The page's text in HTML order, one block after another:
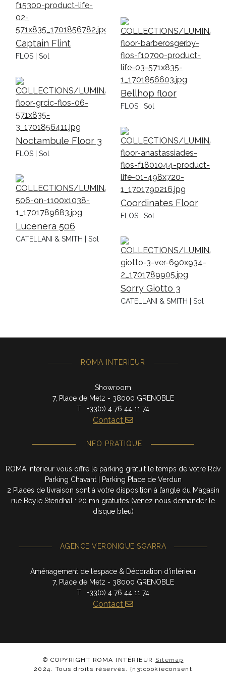
Captain Flint
FLOS | Sol
Bellhop floor
FLOS | Sol
Noctambule Floor 3
FLOS | Sol
Coordinates Floor
FLOS | Sol
Lucenera 506
CATELLANI & SMITH | Sol
Sorry Giotto 3
CATELLANI & SMITH | Sol
ROMA INTERIEUR
Showroom
7, Place de Metz - 38000 GRENOBLE
T : +33(0) 4 76 44 11 74
Contact
INFO PRATIQUE
ROMA Intérieur vous offre le parking gratuit le temps de votre Rdv
Parking Chavant | Parking Place de Verdun
2 Places de livraison sont à votre disposition à l’angle du Magasin
rue Beyle Stendhal : 20 mn gratuites (venez nous demander le
disque bleu)
AGENCE VERONIQUE SGARRA
Aménagement de l’espace & Décoration d’intérieur
7, Place de Metz - 38000 GRENOBLE
T : +33(0) 4 76 44 11 74
Contact
© COPYRIGHT ROMA INTÉRIEUR Sitemap
2024. Tous droits réservés. {n3tcookieconsent